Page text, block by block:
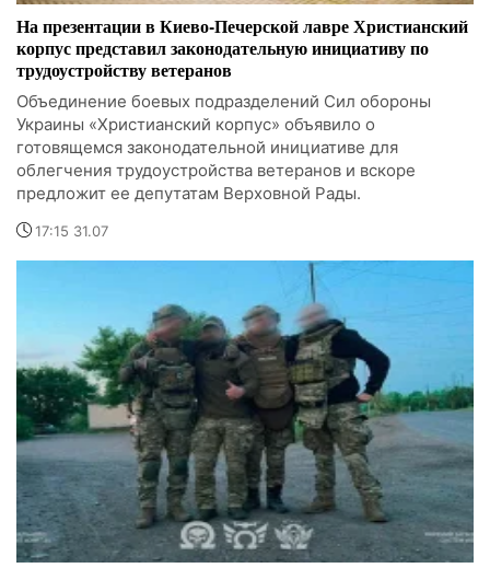
На презентации в Киево-Печерской лавре Христианский
корпус представил законодательную инициативу по
трудоустройству ветеранов
Объединение боевых подразделений Сил обороны
Украины «Христианский корпус» объявило о
готовящемся законодательной инициативе для
облегчения трудоустройства ветеранов и вскоре
предложит ее депутатам Верховной Рады.
17:15 31.07